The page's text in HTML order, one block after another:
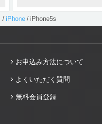
/ iPhone / iPhone5s
お申込み方法について
よくいただく質問
無料会員登録